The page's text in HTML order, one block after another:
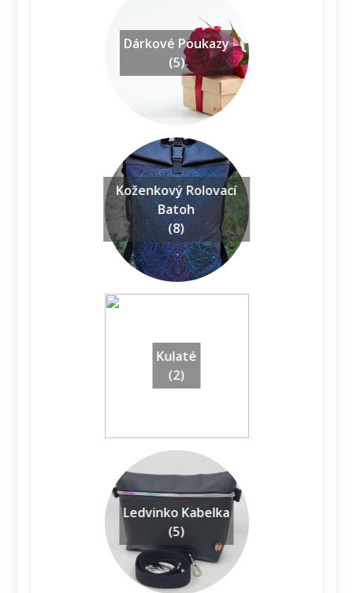
Dárkové Poukazy
(5)
Koženkový Rolovací
Batoh
(8)
Kulaté
(2)
Ledvinko Kabelka
(5)